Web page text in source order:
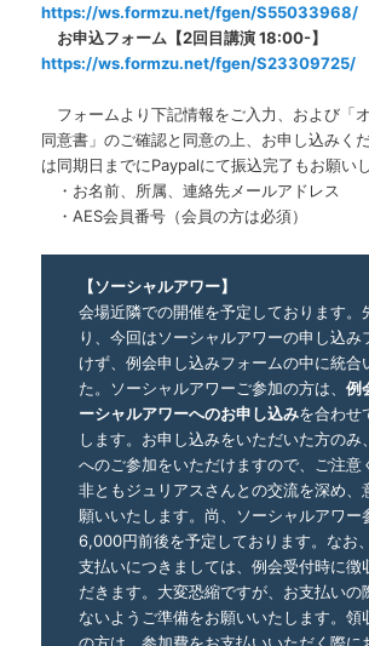
https://ws.formzu.net/fgen/S55033968/
お申込フォーム【2回目講演 18:00-】
https://ws.formzu.net/fgen/S23309725/
フォームより下記情報をご入力、および「
同意書」のご確認と同意の上、お申し込みく
は同期日までにPaypalにて振込完了もお願いし
・お名前、所属、連絡先メールアドレス
・AES会員番号（会員の方は必須）
【ソーシャルアワー】
会場近隣での開催を予定しております。
り、今回はソーシャルアワーの申し込み
けず、例会申し込みフォームの中に統合
た。ソーシャルアワーご参加の方は、 例
ーシャルアワーへのお申し込みを合わせ
します。お申し込みをいただいた方のみ
へのご参加をいただけますので、ご注意
非ともジュリアスさんとの交流を深め、
願いいたします。尚、ソーシャルアワー
6,000円前後を予定しております。なお
支払いにつきましては、例会受付時に徴
だきます。大変恐縮ですが、お支払いの
ないようご準備をお願いいたします。領